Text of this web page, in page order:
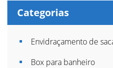
Categorias
Envidraçamento de
Box para banheiro